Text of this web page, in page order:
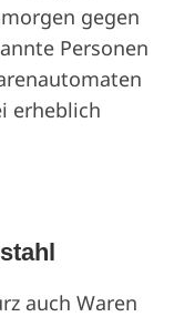
gegen
Personen
erheblich
auch Waren